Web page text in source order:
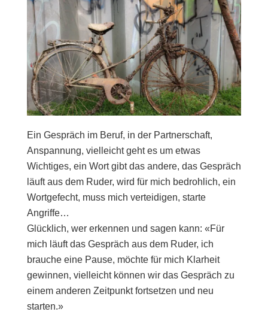
Ein Gespräch im Beruf, in der Partnerschaft,
Anspannung, vielleicht geht es um etwas
Wichtiges, ein Wort gibt das andere, das Gespräch
läuft aus dem Ruder, wird für mich bedrohlich, ein
Wortgefecht, muss mich verteidigen, starte
Angriffe…
Glücklich, wer erkennen und sagen kann: «Für
mich läuft das Gespräch aus dem Ruder, ich
brauche eine Pause, möchte für mich Klarheit
gewinnen, vielleicht können wir das Gespräch zu
einem anderen Zeitpunkt fortsetzen und neu
starten.»